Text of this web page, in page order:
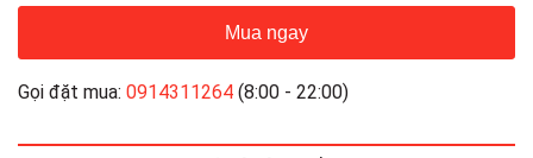
Mua ngay
Gọi đặt mua: 0914311264 (8:00 - 22:00)